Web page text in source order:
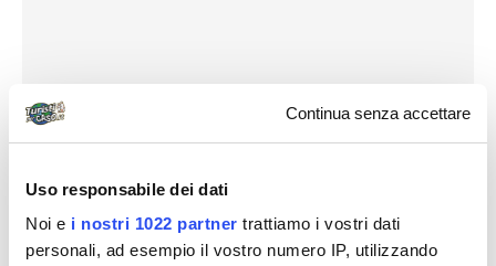
Continua senza accettare
Uso responsabile dei dati
Noi e i nostri 1022 partner trattiamo i vostri dati
personali, ad esempio il vostro numero IP, utilizzando